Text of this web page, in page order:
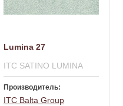
Lumina 27
ITC SATINO LUMINA
Производитель:
ITC Balta Group